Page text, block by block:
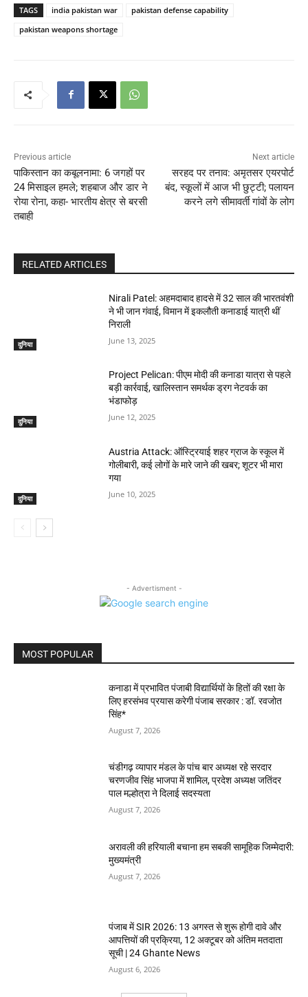
TAGS india pakistan war
pakistan defense capability
pakistan weapons shortage
Previous article
पाकिस्तान का कबूलनामा: 6 जगहों पर
24 मिसाइल हमले; शहबाज और डार ने
रोया रोना, कहा- भारतीय क्षेत्र से बरसी
तबाही
Next article
सरहद पर तनाव: अमृतसर एयरपोर्ट
बंद, स्कूलों में आज भी छुट्टी; पलायन
करने लगे सीमावर्ती गांवों के लोग
RELATED ARTICLES
दुनिया
Nirali Patel: अहमदाबाद हादसे में 32 साल की भारतवंशी
ने भी जान गंवाई, विमान में इकलौती कनाडाई यात्री थीं
निराली
June 13, 2025
दुनिया
Project Pelican: पीएम मोदी की कनाडा यात्रा से पहले
बड़ी कार्रवाई, खालिस्तान समर्थक ड्रग नेटवर्क का
भंडाफोड़
June 12, 2025
दुनिया
Austria Attack: ऑस्ट्रियाई शहर ग्राज के स्कूल में
गोलीबारी, कई लोगों के मारे जाने की खबर; शूटर भी मारा
गया
June 10, 2025
- Advertisment -
MOST POPULAR
कनाडा में प्रभावित पंजाबी विद्यार्थियों के हितों की रक्षा के
लिए हरसंभव प्रयास करेगी पंजाब सरकार : डॉ. रवजोत
सिंह*
August 7, 2026
चंडीगढ़ व्यापार मंडल के पांच बार अध्यक्ष रहे सरदार
चरणजीव सिंह भाजपा में शामिल, प्रदेश अध्यक्ष जतिंदर
पाल मल्होत्रा ने दिलाई सदस्यता
August 7, 2026
अरावली की हरियाली बचाना हम सबकी सामूहिक जिम्मेदारी:
मुख्यमंत्री
August 7, 2026
पंजाब में SIR 2026: 13 अगस्त से शुरू होगी दावे और
आपत्तियों की प्रक्रिया, 12 अक्टूबर को अंतिम मतदाता
सूची | 24 Ghante News
August 6, 2026